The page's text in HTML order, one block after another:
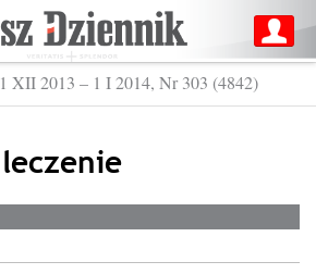
XII 2013 – 1 I 2014, Nr 303 (4842)
leczenie